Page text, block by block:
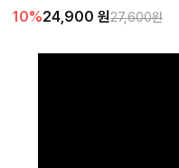
무드 살려주는 니트 가디건 💛 브이넥 라인
도 여리하고 세련되게 입어져요-
10%24,900 원27,600원